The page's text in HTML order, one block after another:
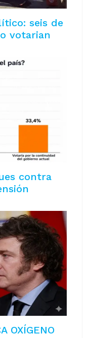
seis de
votarian
contra
OXÍGENO